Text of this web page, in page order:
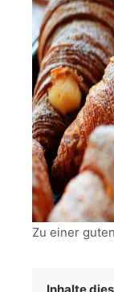
Zu einer
Inhalte